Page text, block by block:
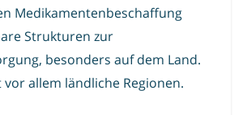
Medikamentenbeschaffung
Strukturen zur
besonders auf dem Land.
allem ländliche Regionen.